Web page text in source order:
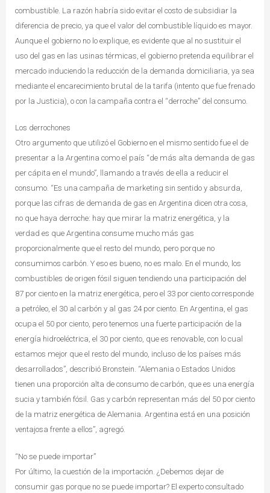
combustible. La razón habría sido evitar el costo de subsidiar la
diferencia de precio, ya que el valor del combustible líquido es mayor.
Aunque el gobierno no lo explique, es evidente que al no sustituir el
uso del gas en las usinas térmicas, el gobierno pretenda equilibrar el
mercado induciendo la reducción de la demanda domiciliaria, ya sea
mediante el encarecimiento brutal de la tarifa (intento que fue frenado
por la Justicia), o con la campaña contra el “derroche” del consumo.
Los derrochones
Otro argumento que utilizó el Gobierno en el mismo sentido fue el de
presentar a la Argentina como el país “de más alta demanda de gas
per cápita en el mundo”, llamando a través de ella a reducir el
consumo. “Es una campaña de marketing sin sentido y absurda,
porque las cifras de demanda de gas en Argentina dicen otra cosa,
no que haya derroche: hay que mirar la matriz energética, y la
verdad es que Argentina consume mucho más gas
proporcionalmente que el resto del mundo, pero porque no
consumimos carbón. Y eso es bueno, no es malo. En el mundo, los
combustibles de origen fósil siguen tendiendo una participación del
87 por ciento en la matriz energética, pero el 33 por ciento corresponde
a petróleo, el 30 al carbón y al gas 24 por ciento. En Argentina, el gas
ocupa el 50 por ciento, pero tenemos una fuerte participación de la
energía hidroeléctrica, el 30 por ciento, que es renovable, con lo cual
estamos mejor que el resto del mundo, incluso de los países más
desarrollados”, describió Bronstein. “Alemania o Estados Unidos
tienen una proporción alta de consumo de carbón, que es una energía
sucia y también fósil. Gas y carbón representan más del 50 por ciento
de la matriz energética de Alemania. Argentina está en una posición
ventajosa frente a ellos”, agregó.
“No se puede importar”
Por último, la cuestión de la importación. ¿Debemos dejar de
consumir gas porque no se puede importar? El experto consultado